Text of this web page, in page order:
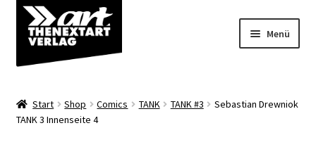
Zur
Navigation
springen
Zum
Inhalt
springen
Menü
Shop
Start Shop Comics TANK TANK #3
Sebastian Drewniok
TANK 3 Innenseite 4